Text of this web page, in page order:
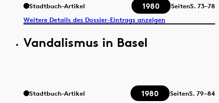
Stadtbuch-Artikel 1980 SeitenS. 73–78
Weitere Details des Dossier-Eintrags anzeigen
Vandalismus in Basel
Stadtbuch-Artikel 1980 SeitenS. 79–84